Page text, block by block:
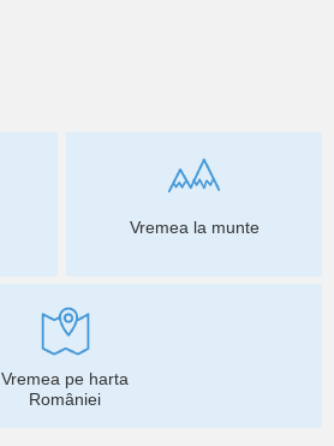
Vremea la munte
Vremea pe harta
României